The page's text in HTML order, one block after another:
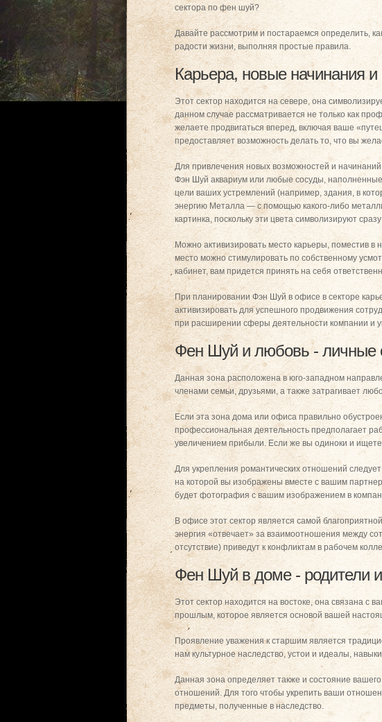
сектора по фен шуй?
Давайте рассмотрим и постараемся определить,
радости жизни, выполняя простые правила.
Карьера, новые начинания и
Этот сектор находится на севере, она
данном случае рассматривается не только как
желаете продвигаться вперед, включая ваше
предоставляет возможность делать то, что вы
Для привлечения новых возможностей и
Фэн Шуй аквариум или любые сосуды,
цели ваших устремлений (например, здания, в
энергию Металла — с помощью какого-либо
картинка, поскольку эти цвета символизируют
Можно активизировать место карьеры, поместив в
место можно стимулировать по собственному
кабинет, вам придется принять на себя
При планировании Фэн Шуй в офисе в секторе
активизировать для успешного продвижения
при расширении сферы деятельности компании и
Фен Шуй и любовь - личные
Данная зона расположена в юго-западном
членами семьи, друзьями, а также затрагивает
Если эта зона дома или офиса правильно
профессиональная деятельность предполагает
увеличением прибыли. Если же вы одиноки и
Для укрепления романтических отношений
на которой вы изображены вместе с вашим
будет фотография с вашим изображением в
В офисе этот сектор является самой
энергия «отвечает» за взаимоотношения между
отсутствие) приведут к конфликтам в рабочем
Фен Шуй в доме - родители
Этот сектор находится на востоке, она связана
прошлым, которое является основой вашей
Проявление уважения к старшим является
нам культурное наследство, устои и идеалы,
Данная зона определяет также и состояние
отношений. Для того чтобы укрепить ваши
предметы, полученные в наследство.